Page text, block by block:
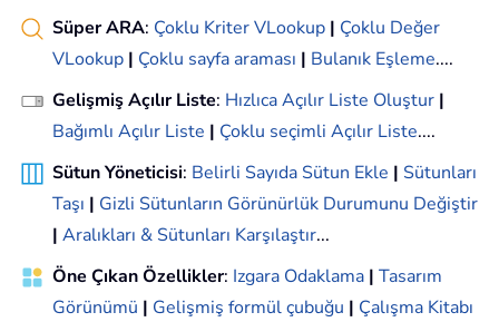
Süper ARA: Çoklu Kriter VLookup | Çoklu Değer
VLookup | Çoklu sayfa araması | Bulanık Eşleme....
Gelişmiş Açılır Liste: Hızlıca Açılır Liste Oluştur |
Bağımlı Açılır Liste | Çoklu seçimli Açılır Liste....
Sütun Yöneticisi: Belirli Sayıda Sütun Ekle | Sütunları
Taşı | Gizli Sütunların Görünürlük Durumunu Değiştir
| Aralıkları & Sütunları Karşılaştır...
Öne Çıkan Özellikler: Izgara Odaklama | Tasarım
Görünümü | Gelişmiş formül çubuğu | Çalışma Kitabı